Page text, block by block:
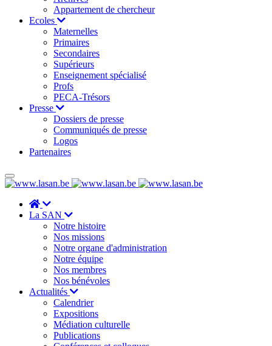
Appartement de chercheur
Ecoles
Maternelles
Primaires
Secondaires
Supérieurs
Enseignement spécialisé
Profs
PECA-Trésors
Presse
Dossiers de presse
Communiqués de presse
Logos
Partenaires
La SAN
Notre histoire
Nos missions
Notre organe d'administration
Notre équipe
Nos membres
Nos bénévoles
Actualités
Calendrier
Expositions
Médiation culturelle
Publications